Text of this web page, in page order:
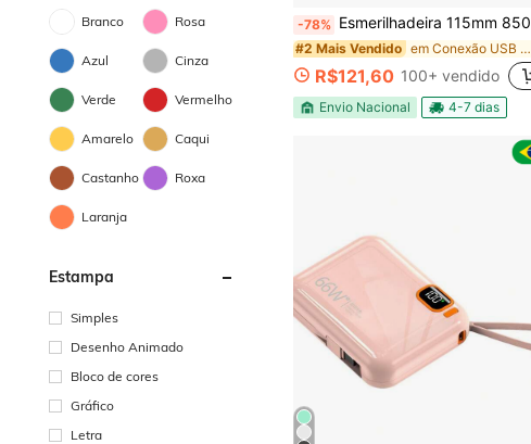
Branco Rosa
Azul Cinza
Verde Vermelho
Amarelo Caqui
Castanho Roxa
Laranja
Estampa
Simples
Desenho Animado
Bloco de cores
Gráfico
Letra
-78% Esmerilhadeira 115mm 850W Alta Velocidade 11000RPM - Lixadeira Angular Profissional
#2 Mais Vendido em Conexão USB ou outra conexão de alimentação CC
R$121,60 100+ vendido
Envio Nacional 4-7 dias